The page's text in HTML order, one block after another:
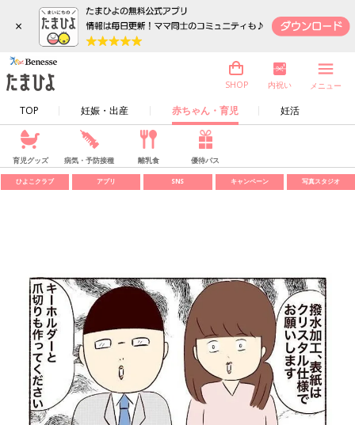
×
TOP 妊娠・出産 赤ちゃん・育児 妊活
SHOP 内祝い メニュー
育児グッズ 病気・予防接種 離乳食 優待パス
ひよこクラブ アプリ SNS キャンペーン 写真スタジオ